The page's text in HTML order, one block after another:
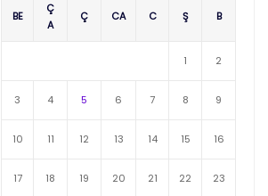
BE
Ç
A
Ç CA C Ş B
1 2
3 4 5 6 7 8 9
10 11 12 13 14 15 16
17 18 19 20 21 22 23